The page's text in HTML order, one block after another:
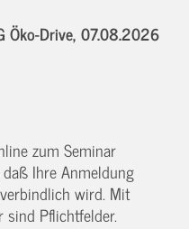
Öko-Drive, 07.08.2026
zum Seminar
Ihre Anmeldung
wird. Mit
sind Pflichtfelder.